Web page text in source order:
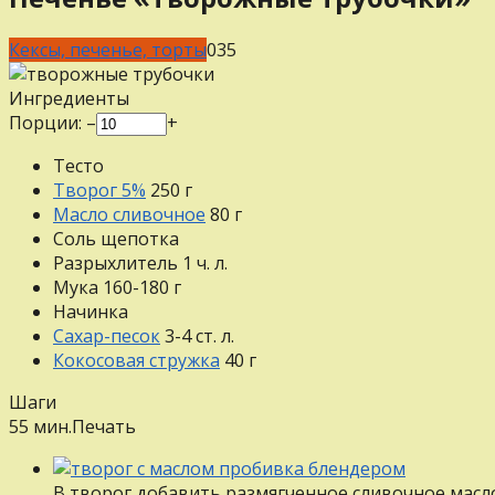
Кексы, печенье, торты035
Ингредиенты
Порции: –
+
Тесто
Творог 5% 250 г
Масло сливочное 80 г
Соль щепотка
Разрыхлитель 1 ч. л.
Мука 160-180 г
Начинка
Сахар-песок3-4ст. л.
Кокосовая стружка 40 г
Шаги
55 мин.Печать